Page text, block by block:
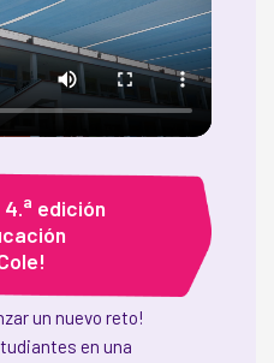
4.a edición
un nuevo reto!
en una